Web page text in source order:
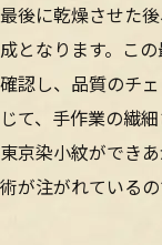
最後に乾燥させた
成となります。こ
確認し、品質のチ
じて、手作業の繊
東京染小紋ができ
術が注がれているの